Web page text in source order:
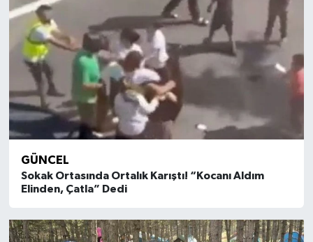
GÜNCEL
Sokak Ortasında Ortalık Karıştı! “Kocanı Aldım
Elinden, Çatla” Dedi